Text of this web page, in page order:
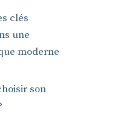
clés
une
moderne
son